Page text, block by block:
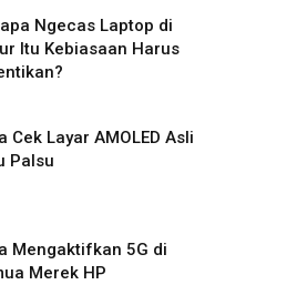
Ngecas Laptop di
Itu Kebiasaan Harus
Cek Layar AMOLED Asli
Palsu
Mengaktifkan 5G di
Merek HP